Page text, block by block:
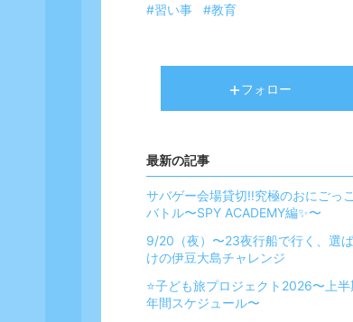
#習い事 #教育
フォロー
最新の記事
サバゲー会場貸切‼️究極のおにごっ
バトル〜SPY ACADEMY編✨〜
9/20（夜）〜23夜行船で行く、選
けの伊豆大島チャレンジ
⭐️子ども旅プロジェクト2026〜上半
年間スケジュール〜